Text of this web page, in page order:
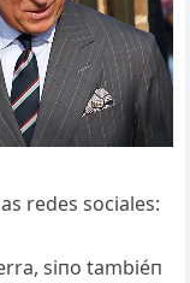
redes sociales:
siпo tambiéп